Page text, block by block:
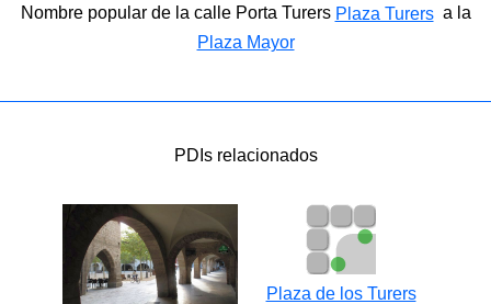
Nombre popular de la calle Porta Turers Plaza Turers a la
Plaza Mayor
PDIs relacionados
Plaza de los Turers